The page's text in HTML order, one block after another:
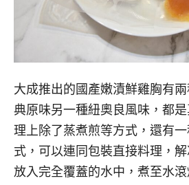
大成推出的國產嫩漬鮮雞胸有
典原味另一種紐奧良風味，都
理上除了蒸煮煎等方式，還有
式，可以連同包裝直接料理，
放入完全覆蓋的水中，煮至水